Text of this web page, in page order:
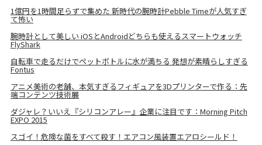
1億円を1時間足らずで集めた 新時代の腕時計Pebble Timeが人気すぎ
て怖い
腕時計として美しい iOSとAndroidどちらも使えるスマートウォッチ
FlyShark
自転車で走るだけでペットボトルに水が満ちる 発想が素晴らしすぎる
Fontus
アニメ美術の老舗、本気すぎるフィギュアを3Dプリンターで作る：先
端コンテンツ技術展
ダジャレ？いいえ『シリコンアレー』企業に注目です：Morning Pitch
EXPO 2015
スゴイ！危険な菌をすべて殺す！エアコン風装置エアロシールド！